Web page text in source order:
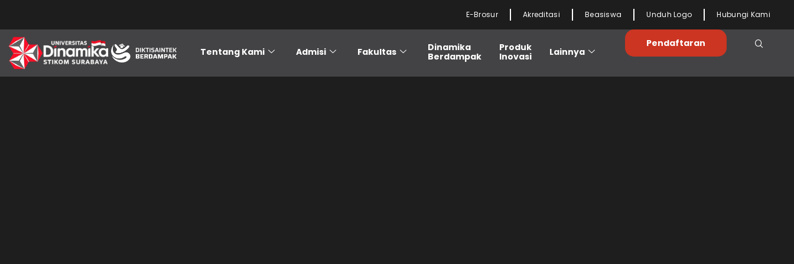
E-Brosur Akreditasi Beasiswa Unduh Logo Hubungi Kami
Tentang Kami Admisi Fakultas
Dinamika
Berdampak
Produk
Inovasi
Lainnya
Pendaftaran